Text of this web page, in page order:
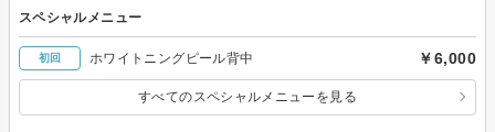
スペシャルメニュー
初回 ホワイトニングピール背中 ￥6,000
すべてのスペシャルメニューを見る